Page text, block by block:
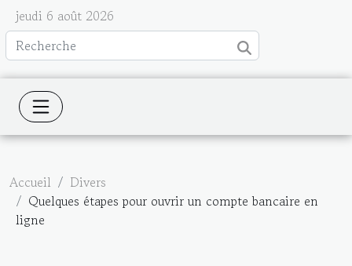
jeudi 6 août 2026
Accueil
Divers
Quelques étapes pour ouvrir un compte bancaire en
ligne